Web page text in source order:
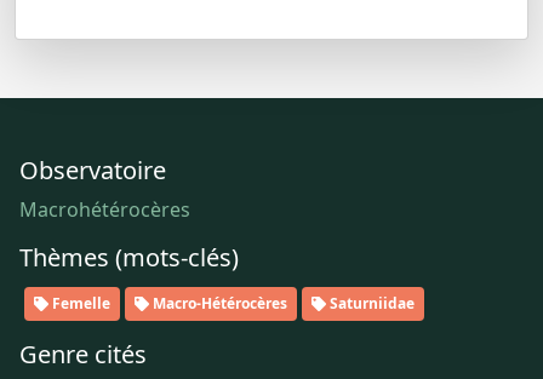
Observatoire
Macrohétérocères
Thèmes (mots-clés)
Femelle Macro-Hétérocères Saturniidae
Genre cités